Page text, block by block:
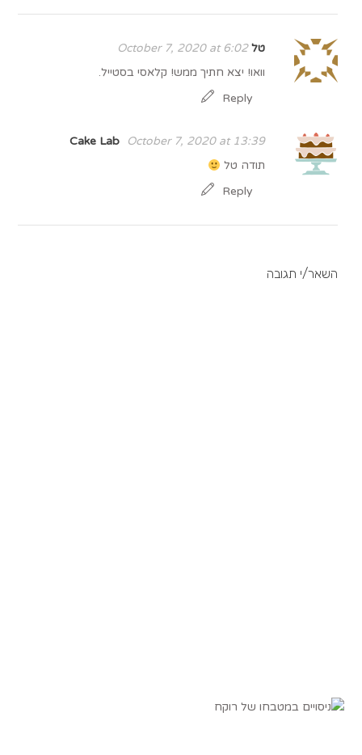
טל October 7, 2020 at 6:02
וואו! יצא חתיך ממש! קלאסי בסטייל.
Reply
Cake Lab
October 7, 2020 at 13:39
תודה טל
Reply
השאר/י תגובה